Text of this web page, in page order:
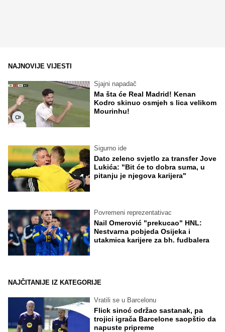
NAJNOVIJE VIJESTI
Sjajni napadač
Ma šta će Real Madrid! Kenan
Kodro skinuo osmjeh s lica velikom
Mourinhu!
Sigurno ide
Dato zeleno svjetlo za transfer Jove
Lukića: "Bit će to dobra suma, u
pitanju je njegova karijera"
Povremeni reprezentativac
Nail Omerović "prekucao" HNL:
Nestvarna pobjeda Osijeka i
utakmica karijere za bh. fudbalera
NAJČITANIJE IZ KATEGORIJE
Vratili se u Barcelonu
Flick sinoć održao sastanak, pa
trojici igrača Barcelone saopštio da
napuste pripreme